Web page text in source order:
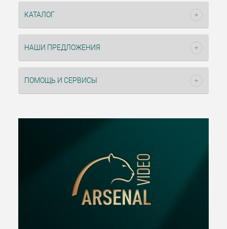
КАТАЛОГ
НАШИ ПРЕДЛОЖЕНИЯ
ПОМОЩЬ И СЕРВИСЫ